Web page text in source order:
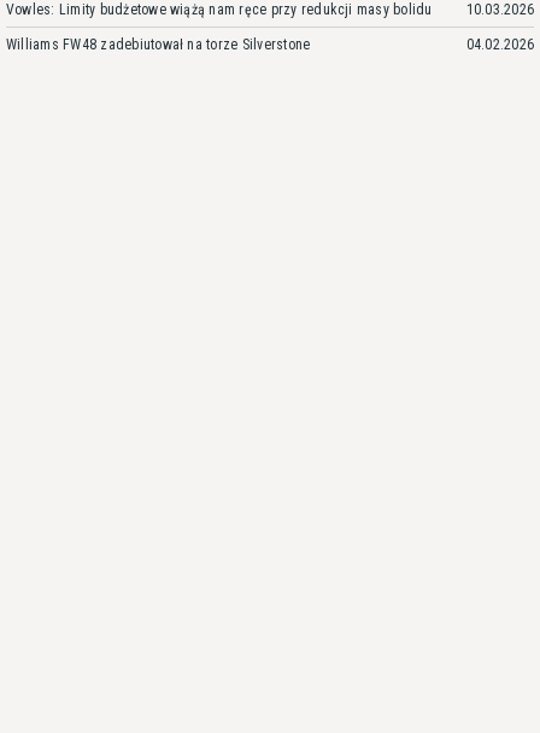
Vowles: Limity budżetowe wiążą nam ręce przy redukcji masy bolidu 10.03.2026
Williams FW48 zadebiutował na torze Silverstone 04.02.2026